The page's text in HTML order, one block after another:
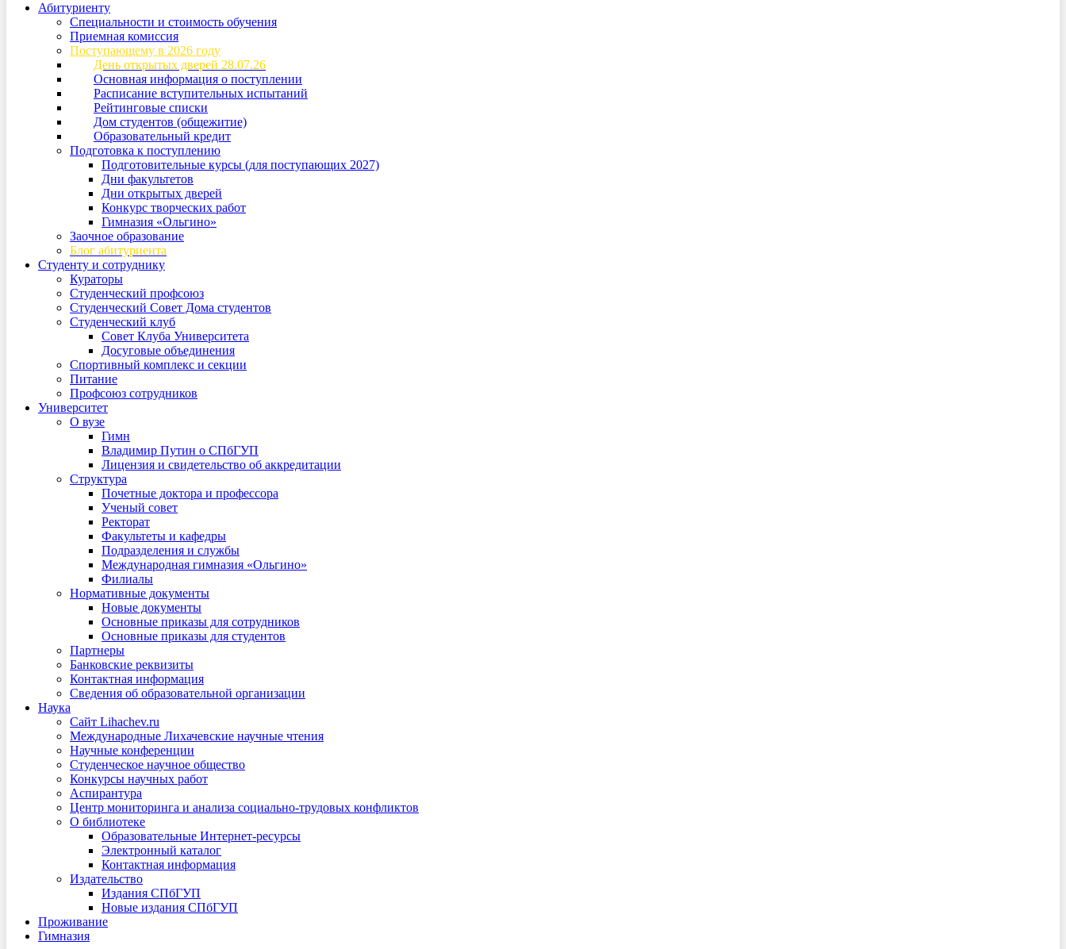
Абитуриенту
Специальности и стоимость обучения
Приемная комиссия
Поступающему в 2026 году
День открытых дверей 28.07.26
Основная информация о поступлении
Расписание вступительных испытаний
Рейтинговые списки
Дом студентов (общежитие)
Образовательный кредит
Подготовка к поступлению
Подготовительные курсы (для поступающих 2027)
Дни факультетов
Дни открытых дверей
Конкурс творческих работ
Гимназия «Ольгино»
Заочное образование
Блог абитуриента
Студенту и сотруднику
Кураторы
Студенческий профсоюз
Студенческий Совет Дома студентов
Студенческий клуб
Совет Клуба Университета
Досуговые объединения
Спортивный комплекс и секции
Питание
Профсоюз сотрудников
Университет
О вузе
Гимн
Владимир Путин о СПбГУП
Лицензия и свидетельство об аккредитации
Структура
Почетные доктора и профессора
Ученый совет
Ректорат
Факультеты и кафедры
Подразделения и службы
Международная гимназия «Ольгино»
Филиалы
Нормативные документы
Новые документы
Основные приказы для сотрудников
Основные приказы для студентов
Партнеры
Банковские реквизиты
Контактная информация
Сведения об образовательной организации
Наука
Сайт Lihachev.ru
Международные Лихачевские научные чтения
Научные конференции
Студенческое научное общество
Конкурсы научных работ
Аспирантура
Центр мониторинга и анализа социально-трудовых конфликтов
О библиотеке
Образовательные Интернет-ресурсы
Электронный каталог
Контактная информация
Издательство
Издания СПбГУП
Новые издания СПбГУП
Проживание
Гимназия